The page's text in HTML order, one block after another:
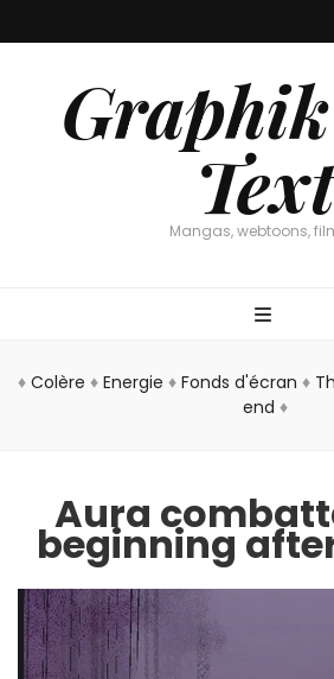
Text
Mangas, webtoons,
♦ Colère ♦ Energie ♦ Fonds d'écran ♦
end ♦
Aura
beginning